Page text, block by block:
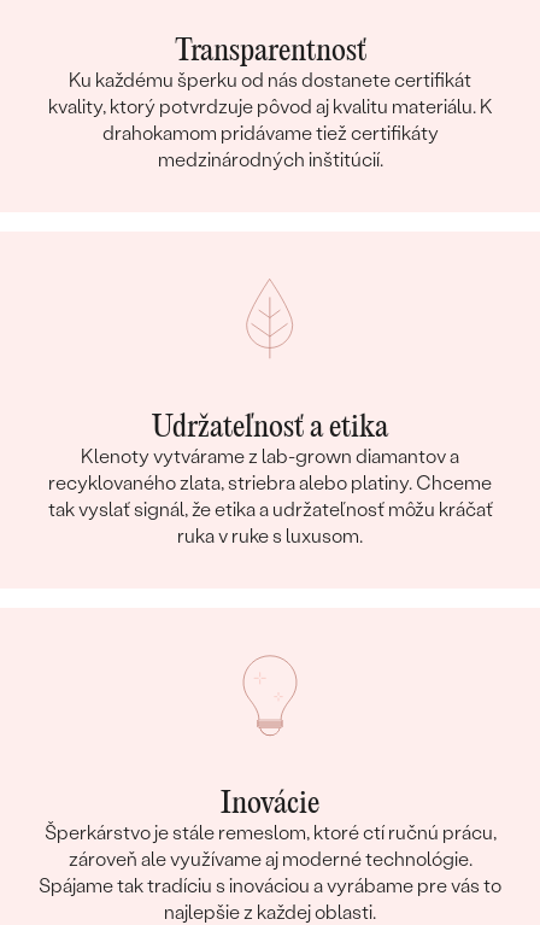
Transparentnosť
Ku každému šperku od nás dostanete certifikát
kvality, ktorý potvrdzuje pôvod aj kvalitu materiálu. K
drahokamom pridávame tiež certifikáty
medzinárodných inštitúcií.
Udržateľnosť a etika
Klenoty vytvárame z lab-grown diamantov a
recyklovaného zlata, striebra alebo platiny. Chceme
tak vyslať signál, že etika a udržateľnosť môžu kráčať
ruka v ruke s luxusom.
Inovácie
Šperkárstvo je stále remeslom, ktoré ctí ručnú prácu,
zároveň ale využívame aj moderné technológie.
Spájame tak tradíciu s inováciou a vyrábame pre vás to
najlepšie z každej oblasti.